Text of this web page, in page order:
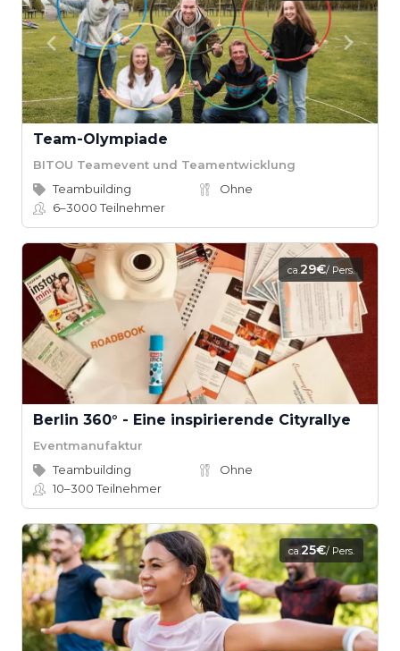
Team-Olympiade
BITOU Teamevent und Teamentwicklung
Teambuilding
Ohne
6–3000Teilnehmer
ca.29€/ Pers.
Berlin 360° - Eine inspirierende Cityrallye
Eventmanufaktur
Teambuilding
Ohne
10–300Teilnehmer
ca.25€/ Pers.